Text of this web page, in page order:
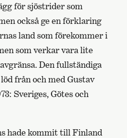
för sjöstrider som
också ge en förklaring
land som förekommer i
som verkar vara lite
Den fullständiga
från och med Gustav
Sveriges, Götes och
hade kommit till Finland